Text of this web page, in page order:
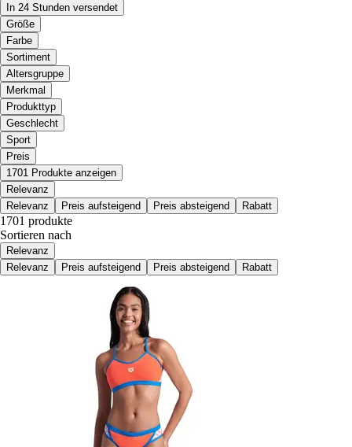
In 24 Stunden versendet
Größe
Farbe
Sortiment
Altersgruppe
Merkmal
Produkttyp
Geschlecht
Sport
Preis
1701 Produkte anzeigen
Relevanz
Relevanz
Preis aufsteigend Preis absteigend Rabatt
1701 produkte
Sortieren nach
Relevanz
Relevanz
Preis aufsteigend Preis absteigend Rabatt